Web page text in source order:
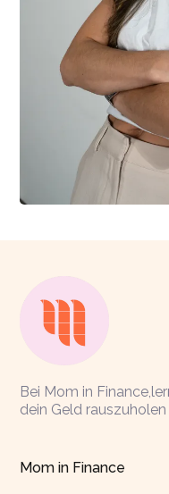
Bei Mom in
dein Geld rauszuholen
Mom in Finance